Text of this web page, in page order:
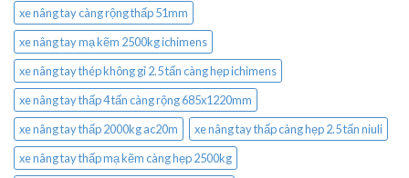
xe nâng tay càng rộng thấp 51mm
xe nâng tay mạ kẽm 2500kg ichimens
xe nâng tay thép không gỉ 2.5 tấn càng hẹp ichimens
xe nâng tay thấp 4 tấn càng rộng 685x1220mm
xe nâng tay thấp 2000kg ac20m
xe nâng tay thấp càng hẹp 2.5 tấn niuli
xe nâng tay thấp mạ kẽm càng hẹp 2500kg